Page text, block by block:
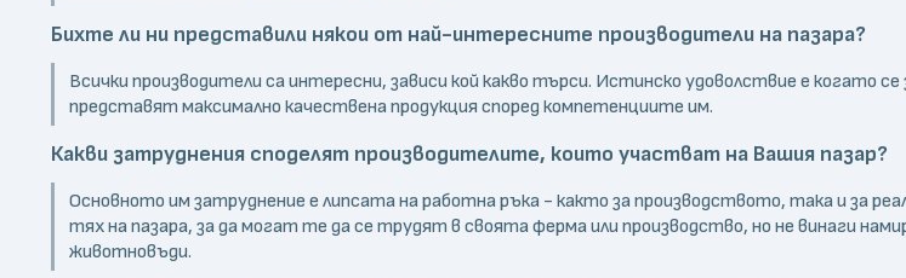
Бихте ли ни представили някои от най-интересните производители на пазара?
Всички производители са интересни, зависи кой какво търси. Истинско удоволствие е
представят максимално качествена продукция според компетенциите им.
Какви затруднения споделят производителите, които участват на Вашия пазар?
Основното им затруднение е липсата на работна ръка - както за производството, така и за
тях на пазара, за да могат те да се трудят в своята ферма или производство, но не винаги
животновъди.